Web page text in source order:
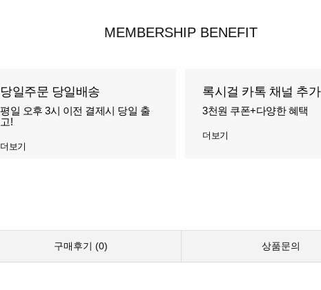
MEMBERSHIP BENEFIT
당일주문 당일배송
평일 오후 3시 이전 결제시 당일 출
고!
더보기
록시걸 카톡 채널 추가
3천원 쿠폰+다양한 혜택
더보기
구매후기 (0) 상품문의